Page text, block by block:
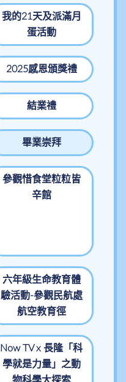
我的21天及派滿月
蛋活動
2025感恩頒獎禮
結業禮
畢業崇拜
參觀惜食堂粒粒皆
辛館
六年級生命教育體
驗活動-參觀民航處
航空教育徑
Now TV x 長隆「科
學就是力量」之動